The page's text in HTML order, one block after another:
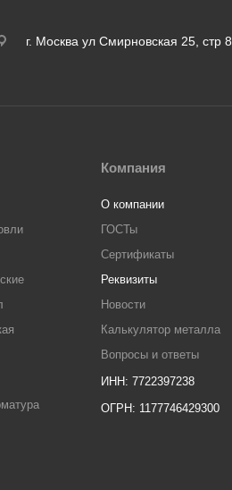
г. Москва ул Смирновская 25, стр 8
Компания
О компании
ГОСТы
Сертификаты
Реквизиты
Новости
Калькулятор металла
Вопросы и ответы
ИНН: 7722397238
ОГРН: 1177746429300